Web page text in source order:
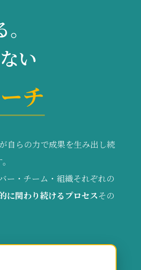
い
チ
自らの力で成果を生み出し続
ー・チーム・組織それぞれの
に関わり続けるプロセスその